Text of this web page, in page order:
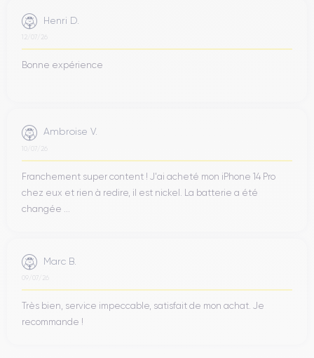
Henri D.
12/07/26
Bonne expérience
Ambroise V.
10/07/26
Franchement super content ! J'ai acheté mon iPhone 14 Pro
chez eux et rien à redire, il est nickel. La batterie a été
changée ...
Marc B.
09/07/26
Très bien, service impeccable, satisfait de mon achat. Je
recommande !